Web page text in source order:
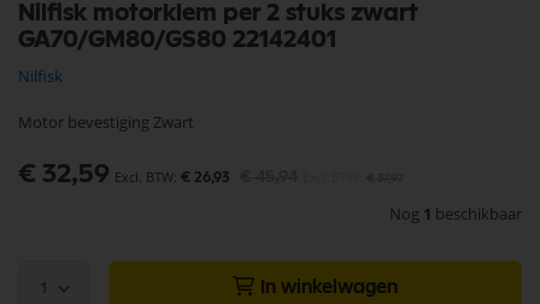
Nilfisk motorklem per 2 stuks zwart
GA70/GM80/GS80 22142401
Nilfisk
Motor bevestiging Zwart
Speciale
€ 32,59 € 26,93
Nog 1 beschikbaar
1 In winkelwagen
naar
het
van
afbeeldingen-